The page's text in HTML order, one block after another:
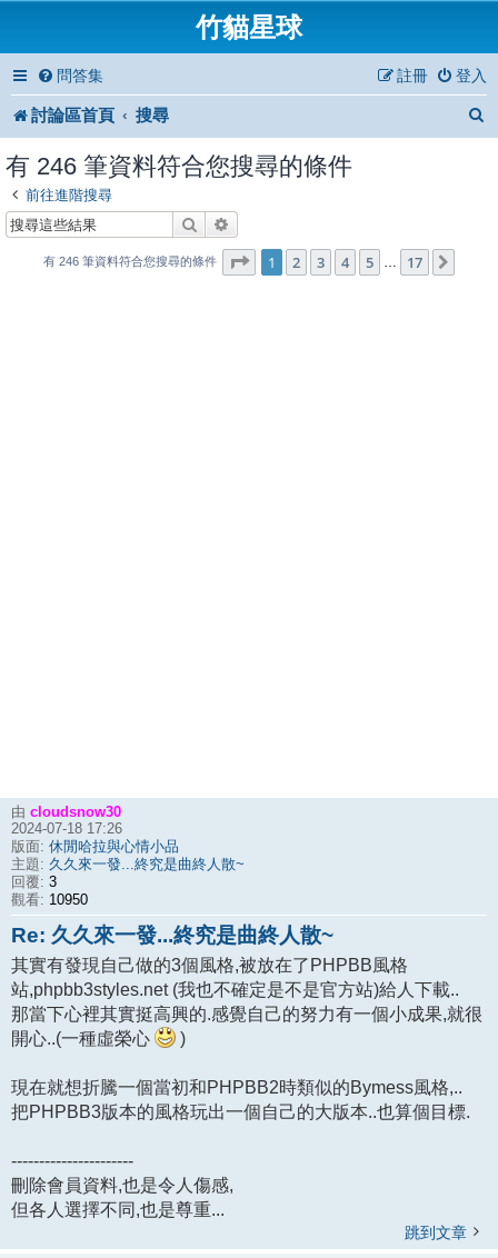
竹貓星球
問答集 登入
註冊
討論區首頁 搜尋
有 246 筆資料符合您搜尋的條件
前往進階搜尋
搜尋
有 246 筆資料符合您搜尋的條件 第1 頁 (共 17頁)
1 2 3 4 5 … 17
由 cloudsnow30
2024-07-18 17:26
版面: 休閒哈拉與心情小品
主題: 久久來一發...終究是曲終人散~
回覆: 3
觀看: 10950
Re: 久久來一發...終究是曲終人散~
其實有發現自己做的3個風格,被放在了PHPBB風格
站,phpbb3styles.net (我也不確定是不是官方站)給人下載..
那當下心裡其實挺高興的.感覺自己的努力有一個小成果,就很
開心..(一種虛榮心
)
現在就想折騰一個當初和PHPBB2時類似的Bymess風格,..
把PHPBB3版本的風格玩出一個自己的大版本..也算個目標.
----------------------
刪除會員資料,也是令人傷感,
但各人選擇不同,也是尊重...
跳到文章